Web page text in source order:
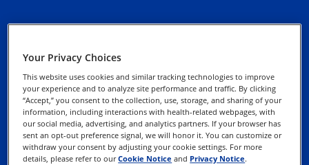
Zásady ochrany
Informácie o súboroch
cookies
Uplatnite svoje práva
Your Privacy Choices
This website uses cookies and similar tracking technologies to improve
your experience and to analyze site performance and traffic. By clicking
“Accept,” you consent to the collection, use, storage, and sharing of your
information, including interactions with health-related webpages, with
our social media, advertising, and analytics partners. If your browser has
sent an opt-out preference signal, we will honor it. You can customize or
withdraw your consent by adjusting your cookie settings. For more
details, please refer to ourCookie Notice and Privacy Notice.